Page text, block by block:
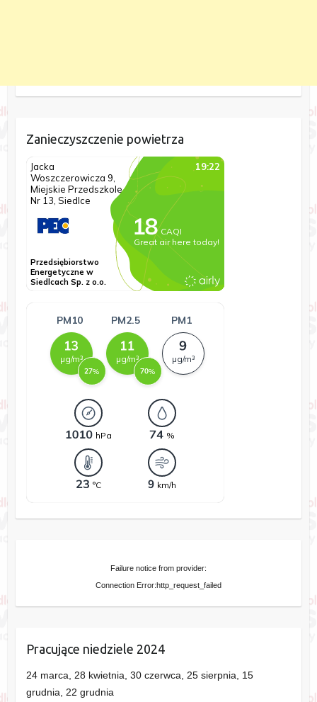
Zanieczyszczenie powietrza
Failure notice from provider:
Connection Error:http_request_failed
Pracujące niedziele 2024
24 marca, 28 kwietnia, 30 czerwca, 25 sierpnia, 15
grudnia, 22 grudnia